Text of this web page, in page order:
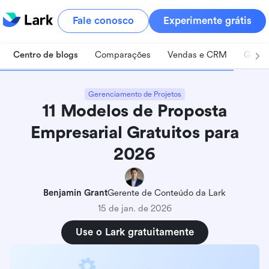
Fale conosco Experimente grátis
Centro de blogs Comparações Vendas e CRM
Gerenciamento de Projetos
11 Modelos de Proposta
Empresarial Gratuitos para
2026
Benjamin GrantGerente de Conteúdo da Lark
15 de jan. de 2026
Use o Lark gratuitamente